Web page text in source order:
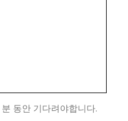
동안 기다려야합니다.